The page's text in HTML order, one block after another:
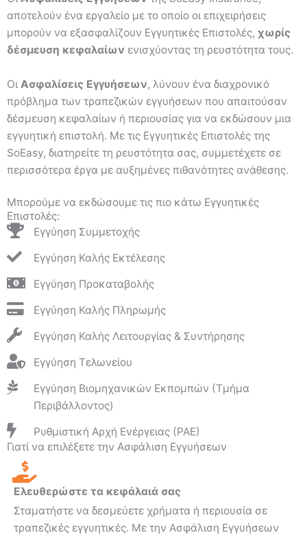
αποτελούν ένα εργαλείο με το οποίο οι επιχειρήσεις
μπορούν να εξασφαλίζουν Εγγυητικές Επιστολές, χωρίς
δέσμευση κεφαλαίων ενισχύοντας τη ρευστότητα τους.
Οι Ασφαλίσεις Εγγυήσεων, λύνουν ένα διαχρονικό
πρόβλημα των τραπεζικών εγγυήσεων που απαιτούσαν
δέσμευση κεφαλαίων ή περιουσίας για να εκδώσουν μια
εγγυητική επιστολή. Με τις Εγγυητικές Επιστολές της
SoEasy, διατηρείτε τη ρευστότητα σας, συμμετέχετε σε
περισσότερα έργα με αυξημένες πιθανότητες ανάθεσης.
Μπορούμε να εκδώσουμε τις πιο κάτω Εγγυητικές
Επιστολές:
Εγγύηση Συμμετοχής
Εγγύηση Καλής Εκτέλεσης
Εγγύηση Προκαταβολής
Εγγύηση Καλής Πληρωμής
Εγγύηση Καλής Λειτουργίας & Συντήρησης
Εγγύηση Τελωνείου
Εγγύηση Βιομηχανικών Εκπομπών (Τμήμα
Περιβάλλοντος)
Ρυθμιστική Αρχή Ενέργειας (ΡΑΕ)
Γιατί να επιλέξετε την Ασφάλιση Εγγυήσεων
Ελευθερώστε τα κεφάλαιά σας
Σταματήστε να δεσμεύετε χρήματα ή περιουσία σε
τραπεζικές εγγυητικές. Με την Ασφάλιση Εγγυήσεων